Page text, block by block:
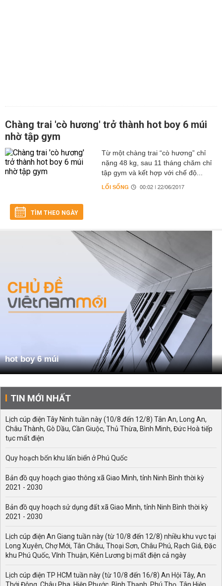
Chàng trai 'cò hương' trở thành hot boy 6 múi
nhờ tập gym
Từ một chàng trai “cò hương” chỉ
nặng 48 kg, sau 11 tháng chăm chỉ
tập gym và kết hợp với chế độ...
LỐI SỐNG 00:02 | 22/06/2017
TÌM THEO NGÀY
hot boy 6 múi
TIN MỚI NHẤT
Lịch cúp điện Tây Ninh tuần này (10/8 đến 12/8) Tân An, Long An,
Châu Thành, Gò Dầu, Cần Giuộc, Thủ Thừa, Bình Minh, Đức Hoà tiếp
tục mất điện
Quy hoạch bốn khu lấn biển ở Phú Quốc
Bản đồ quy hoạch giao thông xã Giao Minh, tỉnh Ninh Bình thời kỳ
2021 - 2030
Bản đồ quy hoạch sử dụng đất xã Giao Minh, tỉnh Ninh Bình thời kỳ
2021 - 2030
Lịch cúp điện An Giang tuần này (từ 10/8 đến 12/8) nhiều khu vực tại
Long Xuyên, Chợ Mới, Tân Châu, Thoại Sơn, Châu Phú, Rạch Giá, Đặc
khu Phú Quốc, Vĩnh Thuận, Kiên Lương bị mất điện cả ngày
Lịch cúp điện TP HCM tuần này (từ 10/8 đến 16/8) An Hội Tây, An